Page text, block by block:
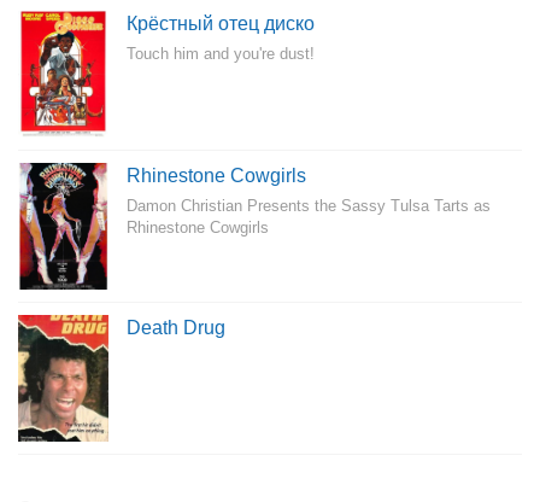
Крёстный отец диско
Touch him and you're dust!
Rhinestone Cowgirls
Damon Christian Presents the Sassy Tulsa Tarts as
Rhinestone Cowgirls
Death Drug